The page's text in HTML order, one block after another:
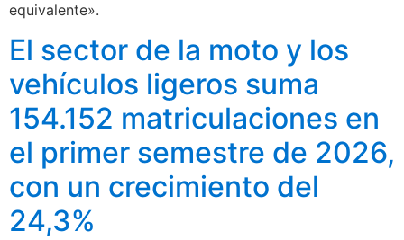
equivalente».
El sector de la moto y los
vehículos ligeros suma
154.152 matriculaciones en
el primer semestre de 2026,
con un crecimiento del
24,3%